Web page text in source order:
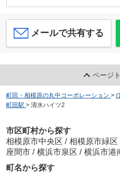
メールで共有する
ページ
町田・相模原の丸中コーポレーション > (
町田駅 > 清水ハイツ2
市区町村から探す
相模原市中央区 / 相模原市緑区
座間市 / 横浜市泉区 / 横浜市港
町名から探す